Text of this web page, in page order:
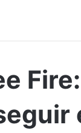
Fire: